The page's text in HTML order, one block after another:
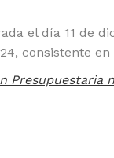
el día 11 de
consistente
Presupuestaria